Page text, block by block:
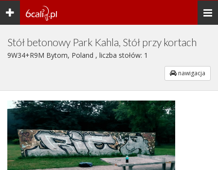
Toggle
navigation
Stół betonowy Park Kahla, Stół przy kortach
9W34+R9M Bytom, Poland , liczba stołów: 1
nawigacja